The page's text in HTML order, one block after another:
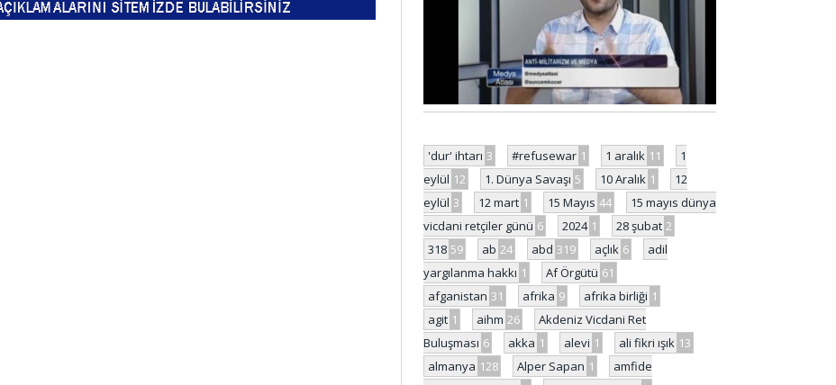
'dur' ihtarı 3 #refusewar 1 1 aralık 11
1
eylül 12 1. Dünya Savaşı 5 10 Aralık 1
12
eylül 3 12 mart 1 15 Mayıs 44
15 mayıs dünya
vicdani retçiler günü 6 2024 1 28 şubat 2
318 59 ab 24 abd 319 açlık 6
adil
yargılanma hakkı 1 Af Örgütü 61
afganistan 31 afrika 9 afrika birliği 1
agit 1 aihm 26
Akdeniz Vicdani Ret
Buluşması 6 akka 1 alevi 1 ali fikri ışık 13
almanya 128 Alper Sapan 1
amfide